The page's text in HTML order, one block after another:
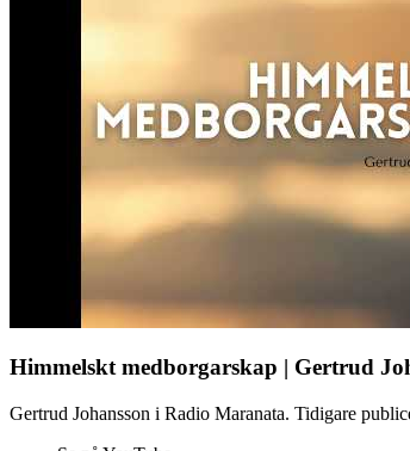
Himmelskt medborgarskap | Gertrud
Gertrud Johansson i Radio Maranata. Tidigare